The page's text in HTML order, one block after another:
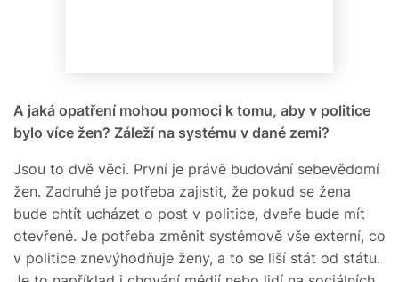
A jaká opatření mohou pomoci k tomu, aby v politice
bylo více žen? Záleží na systému v dané zemi?
Jsou to dvě věci. První je právě budování sebevědomí
žen. Zadruhé je potřeba zajistit, že pokud se žena
bude chtít ucházet o post v politice, dveře bude mít
otevřené. Je potřeba změnit systémově vše externí, co
v politice znevýhodňuje ženy, a to se liší stát od státu.